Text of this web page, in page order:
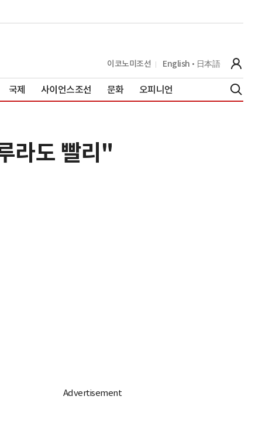
이코노미조선 English 日本語
국제 사이언스조선 문화 오피니언
라도 빨리"